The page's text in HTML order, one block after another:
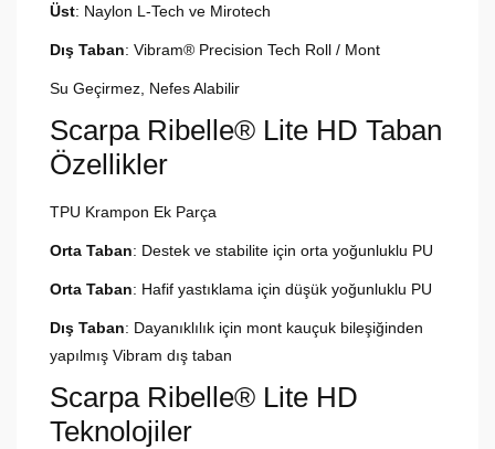
Üst: Naylon L-Tech ve Mirotech
Dış Taban: Vibram® Precision Tech Roll / Mont
Su Geçirmez, Nefes Alabilir
Scarpa Ribelle® Lite HD Taban
Özellikler
TPU Krampon Ek Parça
Orta Taban: Destek ve stabilite için orta yoğunluklu PU
Orta Taban: Hafif yastıklama için düşük yoğunluklu PU
Dış Taban: Dayanıklılık için mont kauçuk bileşiğinden
yapılmış Vibram dış taban
Scarpa Ribelle® Lite HD
Teknolojiler